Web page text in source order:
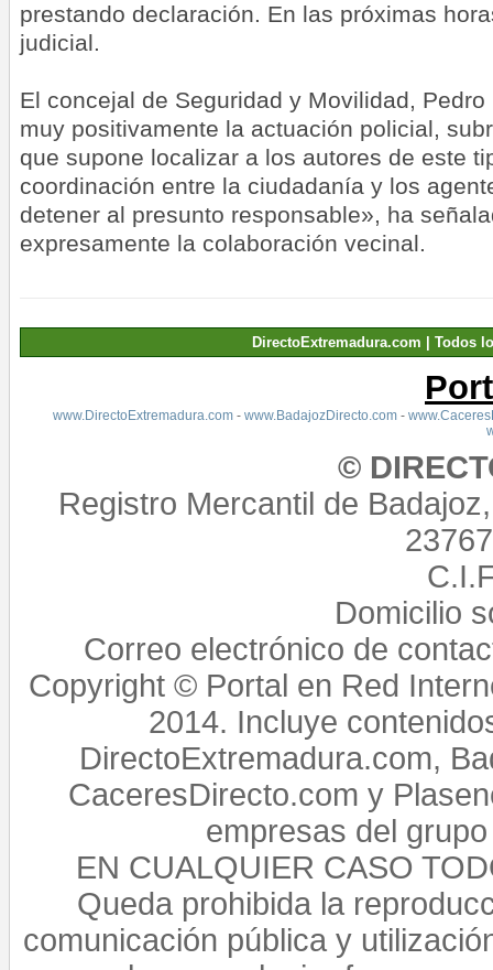
prestando declaración. En las próximas
judicial.
El concejal de Seguridad y Movilidad,
muy positivamente la actuación policial,
que supone localizar a los autores de este
coordinación entre la ciudadanía y los
detener al presunto responsable», ha
expresamente la colaboración vecinal.
DirectoExtremadura.com | Todos
www.DirectoExtremadura.com- www.BadajozDirecto.com-
©
Registro Mercantil de
Domicilio
Correo electrónico de
Copyright © Portal en Red
2014. Incluye
DirectoExtremadura.com,
CaceresDirecto.com y
empresas del
EN CUALQUIER CASO
Queda prohibida la
comunicación pública y